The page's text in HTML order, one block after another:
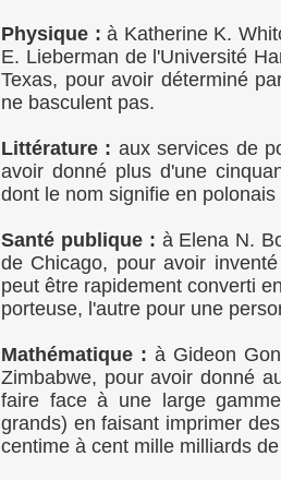
Physique : à Katherine K.
E. Lieberman de l'Université
Texas, pour avoir déterminé
ne basculent pas.
Littérature : aux services de
avoir donné plus d'une
dont le nom signifie en
Santé publique : à Elena N.
de Chicago, pour avoir
peut être rapidement converti
porteuse, l'autre pour une
Mathématique : à Gideon
Zimbabwe, pour avoir donné
faire face à une large
grands) en faisant imprimer
centime à cent mille milliards